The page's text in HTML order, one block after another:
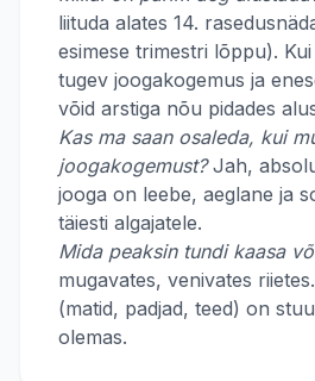
liituda alates 14.
esimese trimestri lõppu).
tugev joogakogemus ja
võid arstiga nõu pidades
Kas ma saan osaleda, kui
joogakogemust?Jah,
jooga on leebe, aeglane ja
täiesti algajatele.
Mida peaksin tundi kaasa
mugavates, venivates
(matid, padjad, teed) on
olemas.